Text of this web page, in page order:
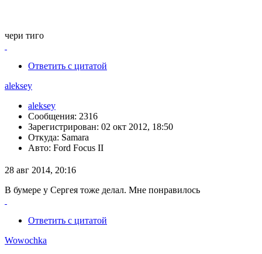
чери тиго
Ответить с цитатой
aleksey
aleksey
Сообщения: 2316
Зарегистрирован: 02 окт 2012, 18:50
Откуда: Samara
Авто: Ford Focus II
28 авг 2014, 20:16
В бумере у Сергея тоже делал. Мне понравилось
Ответить с цитатой
Wowochka